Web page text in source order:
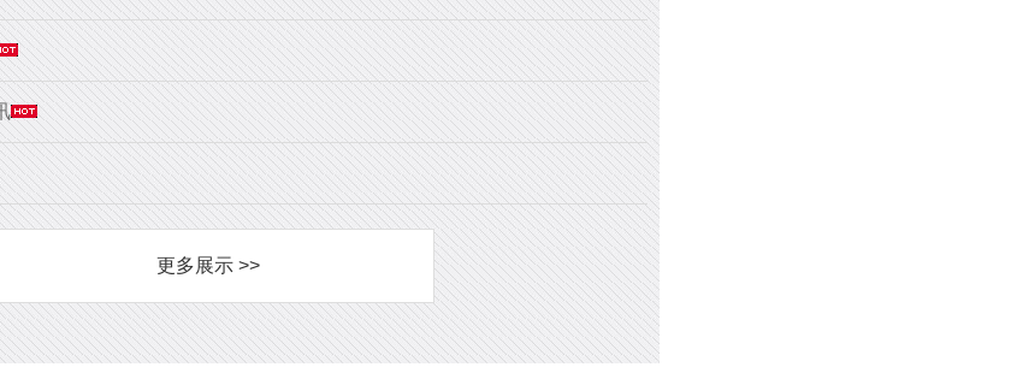
更多展示 >>